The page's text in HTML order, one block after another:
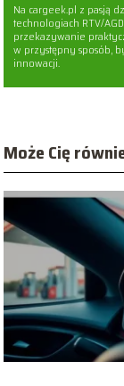
Na cargeek.pl z pasją
technologiach RTV/
przekazywanie
w przystępny sposób,
innowacji.
Może Cię